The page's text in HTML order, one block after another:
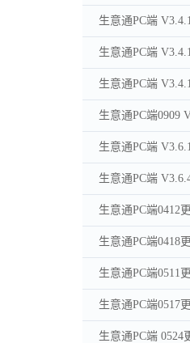
生意通PC端
生意通PC端
生意通PC端
生意通PC端0909
生意通PC端
生意通PC端
生意通PC端0412
生意通PC端0418
生意通PC端0511
生意通PC端0517
生意通PC端 0524